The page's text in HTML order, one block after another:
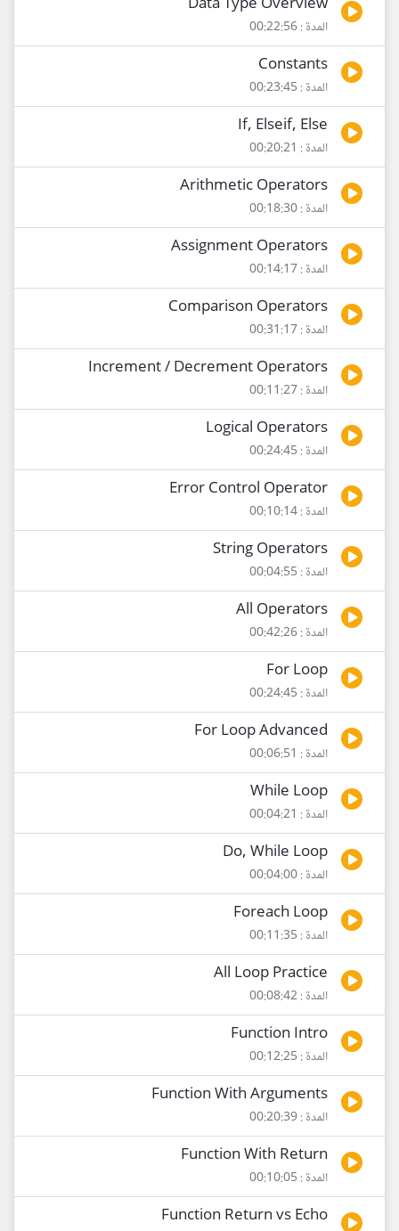
المدة : 00:22:56
Constants
المدة : 00:23:45
If, Elseif, Else
المدة : 00:20:21
Arithmetic Operators
المدة : 00:18:30
Assignment Operators
المدة : 00:14:17
Comparison Operators
المدة : 00:31:17
Increment / Decrement Operators
المدة : 00:11:27
Logical Operators
المدة : 00:24:45
Error Control Operator
المدة : 00:10:14
String Operators
المدة : 00:04:55
All Operators
المدة : 00:42:26
For Loop
المدة : 00:24:45
For Loop Advanced
المدة : 00:06:51
While Loop
المدة : 00:04:21
Do, While Loop
المدة : 00:04:00
Foreach Loop
المدة : 00:11:35
All Loop Practice
المدة : 00:08:42
Function Intro
المدة : 00:12:25
Function With Arguments
المدة : 00:20:39
Function With Return
المدة : 00:10:05
Function Return vs Echo